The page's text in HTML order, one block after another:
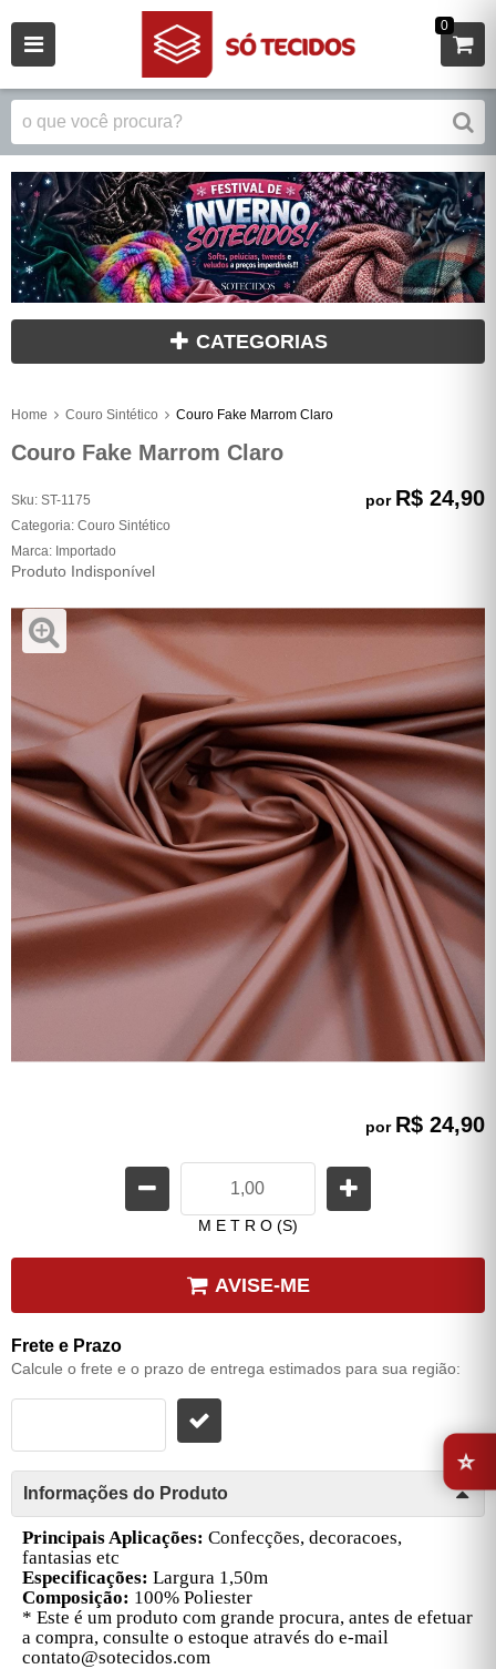
0
CATEGORIAS
Home Couro Sintético Couro Fake Marrom Claro
Couro Fake Marrom Claro
Sku: ST-1175
Categoria: Couro Sintético
Marca: Importado
Produto Indisponível
por R$ 24,90
por R$ 24,90
M E T R O (S)
AVISE-ME
Frete e Prazo
Calcule o frete e o prazo de entrega estimados para sua região:
Informações do Produto
Principais Aplicações: Confecções, decoracoes,
fantasias etc
Especificações: Largura 1,50m
Composição: 100% Poliester
* Este é um produto com grande procura, antes de efetuar
a compra, consulte o estoque através do e-mail
contato@sotecidos.com
⭐